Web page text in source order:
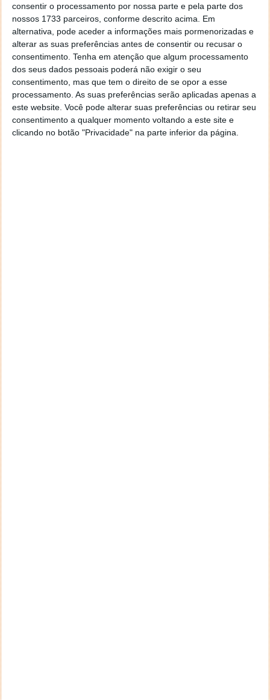
consentir o processamento por nossa parte e pela parte dos
nossos 1733 parceiros, conforme descrito acima. Em
alternativa, pode aceder a informações mais pormenorizadas e
alterar as suas preferências antes de consentir ou recusar o
consentimento. Tenha em atenção que algum processamento
dos seus dados pessoais poderá não exigir o seu
consentimento, mas que tem o direito de se opor a esse
processamento. As suas preferências serão aplicadas apenas a
este website. Você pode alterar suas preferências ou retirar seu
consentimento a qualquer momento voltando a este site e
clicando no botão "Privacidade" na parte inferior da página.
todo um ecossistema, começando pelas aplicações.
No entanto, os relatos sugerem que o HongMengOS
será capaz de executar as apps para Android. Ora,
isto já ajudaria a nova plataforma, pelo menos numa
fase inicial, até que mais programadores se
juntassem à causa.
Assim sendo, a empresa terá que se concentrar
também no desenvolvimento da sua loja de
aplicações. Posto isto, será então altura de o